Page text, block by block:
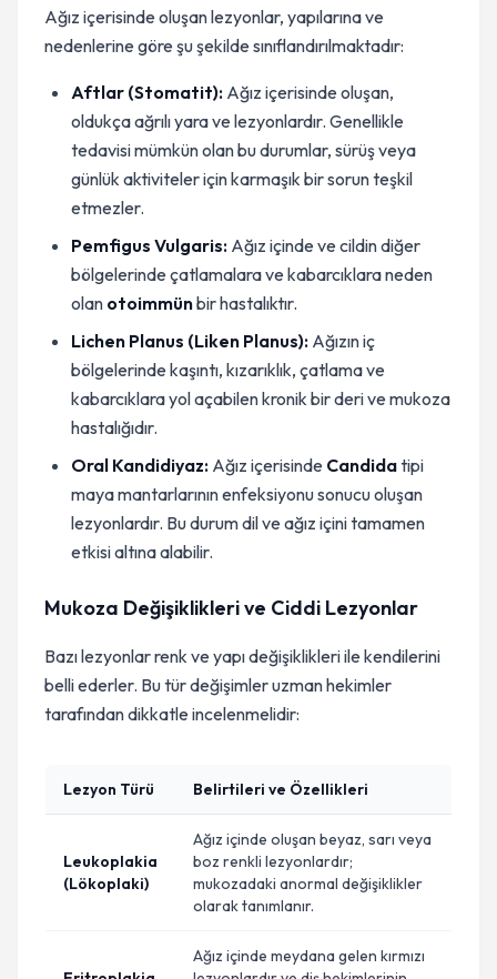
Ağız içerisinde oluşan lezyonlar, yapılarına ve
nedenlerine göre şu şekilde sınıflandırılmaktadır:
Aftlar (Stomatit): Ağız içerisinde oluşan,
oldukça ağrılı yara ve lezyonlardır. Genellikle
tedavisi mümkün olan bu durumlar, sürüş veya
günlük aktiviteler için karmaşık bir sorun teşkil
etmezler.
Pemfigus Vulgaris: Ağız içinde ve cildin diğer
bölgelerinde çatlamalara ve kabarcıklara neden
olan otoimmünbir hastalıktır.
Lichen Planus (Liken Planus): Ağızın iç
bölgelerinde kaşıntı, kızarıklık, çatlama ve
kabarcıklara yol açabilen kronik bir deri ve mukoza
hastalığıdır.
Oral Kandidiyaz: Ağız içerisinde Candidatipi
maya mantarlarının enfeksiyonu sonucu oluşan
lezyonlardır. Bu durum dil ve ağız içini tamamen
etkisi altına alabilir.
Mukoza Değişiklikleri ve Ciddi Lezyonlar
Bazı lezyonlar renk ve yapı değişiklikleri ile kendilerini
belli ederler. Bu tür değişimler uzman hekimler
tarafından dikkatle incelenmelidir:
Lezyon Türü Belirtileri ve Özellikleri
Leukoplakia
(Lökoplaki)
Ağız içinde oluşan beyaz, sarı veya
boz renkli lezyonlardır;
mukozadaki anormal değişiklikler
olarak tanımlanır.
Ağız içinde meydana gelen kırmızı